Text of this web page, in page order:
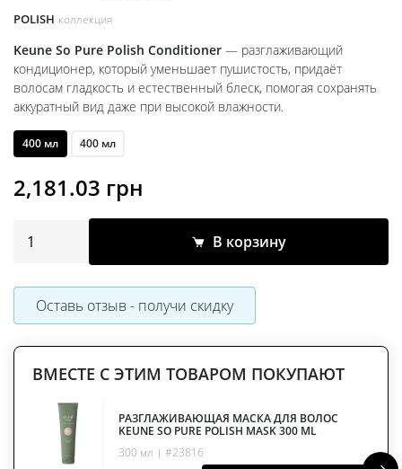
POLISH коллекция
Keune So Pure Polish Conditioner — разглаживающий
кондиционер, который уменьшает пушистость, придаёт
волосам гладкость и естественный блеск, помогая сохранять
аккуратный вид даже при высокой влажности.
400 мл 400 мл
2,181.03 грн
В корзину
Оставь отзыв - получи скидку
ВМЕСТЕ С ЭТИМ ТОВАРОМ ПОКУПАЮТ
РАЗГЛАЖИВАЮЩАЯ МАСКА ДЛЯ ВОЛОС
KEUNE SO PURE POLISH MASK 300 ML
300 мл | #23816